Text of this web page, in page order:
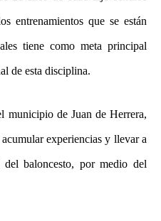
entrenamientos que se están
tiene como meta principal
de esta disciplina.
municipio de Juan de Herrera,
experiencias y llevar a
baloncesto, por medio del